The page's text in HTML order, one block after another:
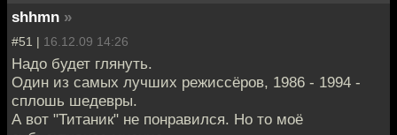
shhmn »
#51 | 16.12.09 14:26
Надо будет глянуть.
Один из самых лучших режиссёров, 1986 - 1994 -
сплошь шедевры.
А вот "Титаник" не понравился. Но то моё